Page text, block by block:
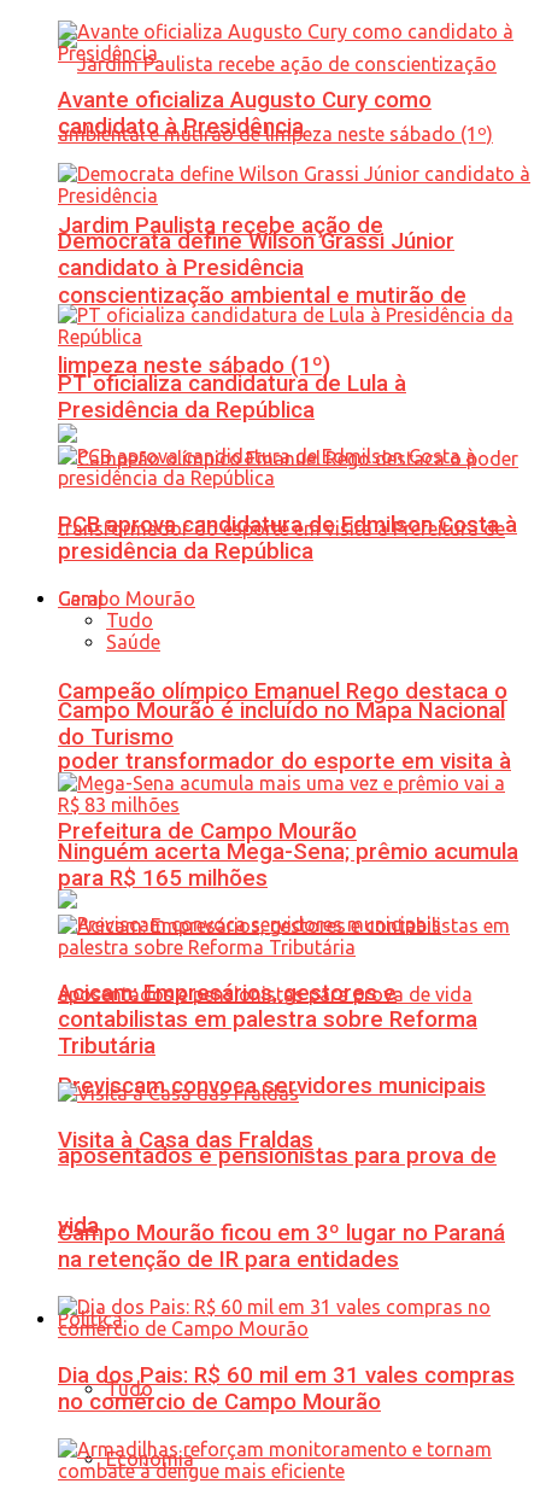
Jardim Paulista recebe ação de
conscientização ambiental e mutirão de
limpeza neste sábado (1º)
Campeão olímpico Emanuel Rego destaca o
poder transformador do esporte em visita à
Prefeitura de Campo Mourão
Previscam convoca servidores municipais
aposentados e pensionistas para prova de
vida
Política
Tudo
Economia
Avante oficializa Augusto Cury como
candidato à Presidência
Democrata define Wilson Grassi Júnior
candidato à Presidência
PT oficializa candidatura de Lula à
Presidência da República
PCB aprova candidatura de Edmilson Costa à
presidência da República
Geral
Tudo
Saúde
Campo Mourão é incluído no Mapa Nacional
do Turismo
Ninguém acerta Mega-Sena; prêmio acumula
para R$ 165 milhões
Acicam: Empresários, gestores e
contabilistas em palestra sobre Reforma
Tributária
Visita à Casa das Fraldas
Campo Mourão ficou em 3º lugar no Paraná
na retenção de IR para entidades
Dia dos Pais: R$ 60 mil em 31 vales compras
no comércio de Campo Mourão